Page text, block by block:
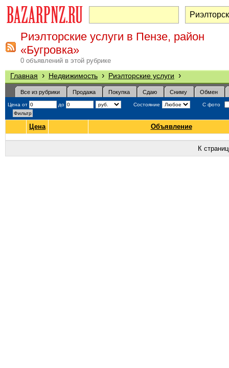
Риэлторские услуги в Пензе, район
«Бугровка»
0 объявлений в этой рубрике
Главная › Недвижимость › Риэлторские услуги ›
Все из рубрики Продажа Покупка Сдаю Сниму Обмен
Цена от до Состояние С фото
Цена Объявление
К